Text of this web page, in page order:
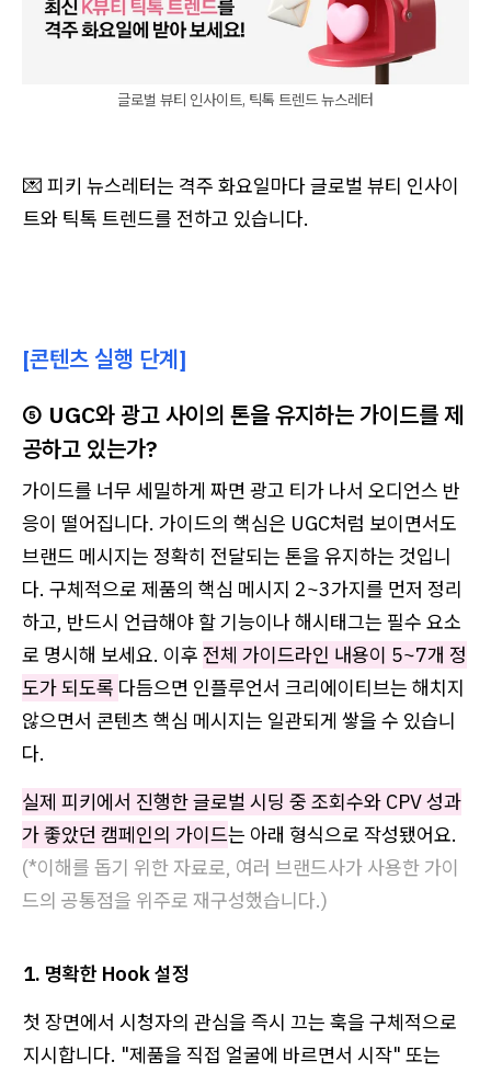
글로벌 뷰티 인사이트, 틱톡 트렌드 뉴스레터
💌 피키 뉴스레터는 격주 화요일마다 글로벌 뷰티 인사이
트와 틱톡 트렌드를 전하고 있습니다.
[콘텐츠 실행 단계]
⑤ UGC와 광고 사이의 톤을 유지하는 가이드를 제
공하고 있는가?
가이드를 너무 세밀하게 짜면 광고 티가 나서 오디언스 반
응이 떨어집니다. 가이드의 핵심은 UGC처럼 보이면서도
브랜드 메시지는 정확히 전달되는 톤을 유지하는 것입니
다. 구체적으로 제품의 핵심 메시지 2~3가지를 먼저 정리
하고, 반드시 언급해야 할 기능이나 해시태그는 필수 요소
로 명시해 보세요. 이후 전체 가이드라인 내용이 5~7개 정
도가 되도록 다듬으면 인플루언서 크리에이티브는 해치지
않으면서 콘텐츠 핵심 메시지는 일관되게 쌓을 수 있습니
다.
실제 피키에서 진행한 글로벌 시딩 중 조회수와 CPV 성과
가 좋았던 캠페인의 가이드는 아래 형식으로 작성됐어요.
(*이해를 돕기 위한 자료로, 여러 브랜드사가 사용한 가이
드의 공통점을 위주로 재구성했습니다.)
1. 명확한 Hook 설정
첫 장면에서 시청자의 관심을 즉시 끄는 훅을 구체적으로
지시합니다. "제품을 직접 얼굴에 바르면서 시작" 또는